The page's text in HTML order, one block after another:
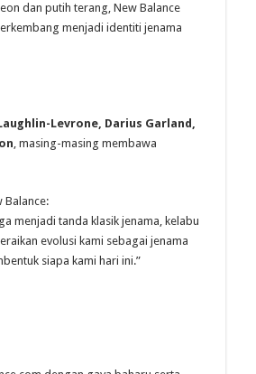
dan putih terang, New Balance
menjadi identiti jenama
Levrone, Darius Garland,
, masing-masing membawa
Balance:
menjadi tanda klasik jenama, kelabu
evolusi kami sebagai jenama
siapa kami hari ini.”